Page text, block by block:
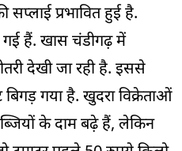
सप्लाई प्रभावित हुई है.
हैं. खास चंडीगढ़ में
देखी जा रही है. इससे
गया है. खुदरा विक्रेताओं
के दाम बढ़े हैं, लेकिन